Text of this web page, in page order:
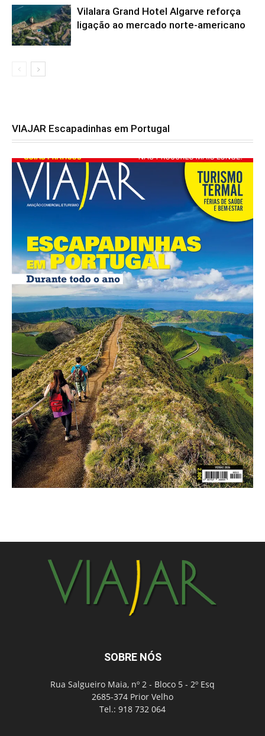
Vilalara Grand Hotel Algarve reforça
ligação ao mercado norte-americano
VIAJAR Escapadinhas em Portugal
SOBRE NÓS
Rua Salgueiro Maia, nº 2 - Bloco 5 - 2º Esq
2685-374 Prior Velho
Tel.: 918 732 064